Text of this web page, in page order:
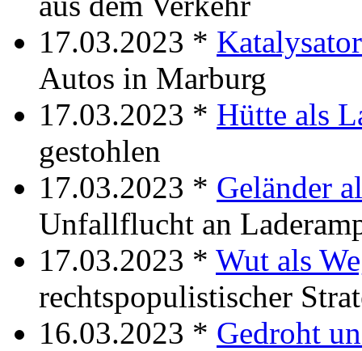
17.03.2023 *
Autos in Marburg
17.03.2023 * Hütte als
gestohlen
17.03.2023 * Geländer
Unfallflucht an
17.03.2023 * Wut als
rechtspopulistischer
16.03.2023 * Gedroht